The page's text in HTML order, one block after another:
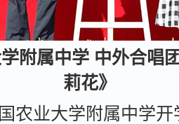
附属中学 中外合唱
莉花》
农业大学附属中学